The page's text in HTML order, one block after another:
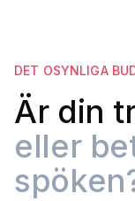
DET OSYNLIGA
Är din
eller